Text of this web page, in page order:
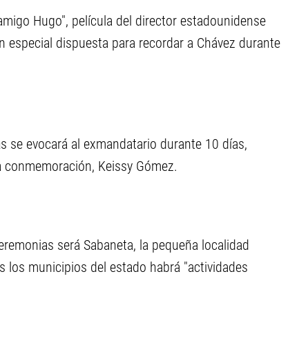
Hugo", película del director estadounidense
dispuesta para recordar a Chávez durante
se evocará al exmandatario durante 10 días,
Keissy Gómez.
será Sabaneta, la pequeña localidad
los municipios del estado habrá "actividades